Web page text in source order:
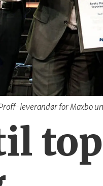
leverandør for Maxbo